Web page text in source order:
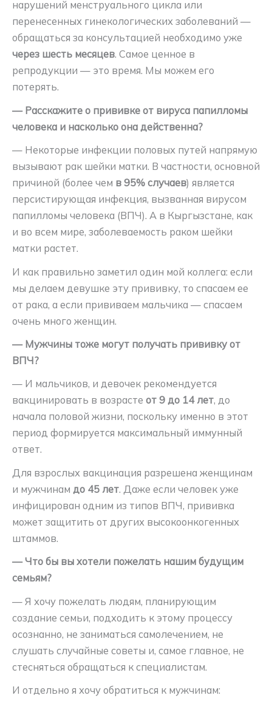
нарушений менструального цикла или
перенесенных гинекологических заболеваний —
обращаться за консультацией необходимо уже
через шесть месяцев. Самое ценное в
репродукции — это время. Мы можем его
потерять.
— Расскажите о прививке от вируса папилломы
человека и насколько она действенна?
— Некоторые инфекции половых путей напрямую
вызывают рак шейки матки. В частности, основной
причиной (более чем в 95% случаев) является
персистирующая инфекция, вызванная вирусом
папилломы человека (ВПЧ). А в Кыргызстане, как
и во всем мире, заболеваемость раком шейки
матки растет.
И как правильно заметил один мой коллега: если
мы делаем девушке эту прививку, то спасаем ее
от рака, а если прививаем мальчика — спасаем
очень много женщин.
— Мужчины тоже могут получать прививку от
ВПЧ?
— И мальчиков, и девочек рекомендуется
вакцинировать в возрасте от 9 до 14 лет, до
начала половой жизни, поскольку именно в этот
период формируется максимальный иммунный
ответ.
Для взрослых вакцинация разрешена женщинам
и мужчинам до 45 лет. Даже если человек уже
инфицирован одним из типов ВПЧ, прививка
может защитить от других высокоонкогенных
штаммов.
— Что бы вы хотели пожелать нашим будущим
семьям?
— Я хочу пожелать людям, планирующим
создание семьи, подходить к этому процессу
осознанно, не заниматься самолечением, не
слушать случайные советы и, самое главное, не
стесняться обращаться к специалистам.
И отдельно я хочу обратиться к мужчинам: